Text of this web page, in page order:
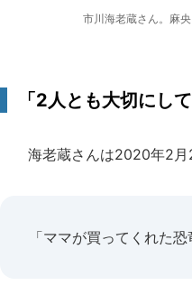
市川海老蔵さん。麻
「2人とも大切にし
海老蔵さんは2020年2月
「ママが買ってくれた恐